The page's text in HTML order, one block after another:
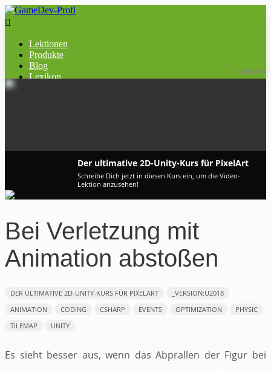

Lektionen
Produkte
Blog
Lexikon
WERBUNG
​Der ultimative 2D-Unity-Kurs für PixelArt
Schreibe Dich jetzt in diesen Kurs ein, um die Video-
Lektion anzusehen!
Bei Verletzung mit
Animation abstoßen
​DER ULTIMATIVE 2D-UNITY-KURS FÜR PIXELART
_VERSION:U2018
ANIMATION
CODING CSHARP EVENTS OPTIMIZATION
PHYSIC
TILEMAP
UNITY
Es sieht besser aus, wenn das Abprallen der Figur bei